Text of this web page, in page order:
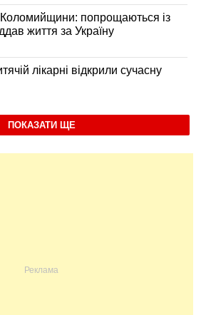
попрощаються із
життя за Україну
лікарні відкрили сучасну
ПОКАЗАТИ ЩЕ